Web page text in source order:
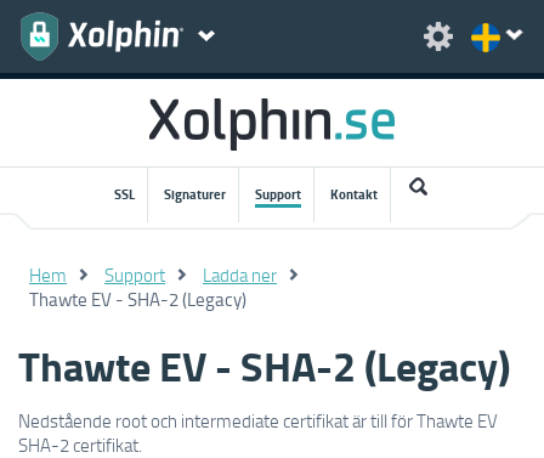
SSL Signaturer Support Kontakt
Hem Support Ladda ner
Thawte EV - SHA-2 (Legacy)
Thawte EV - SHA-2 (Legacy)
Nedstående root och intermediate certifikat är till för Thawte EV
SHA-2 certifikat.